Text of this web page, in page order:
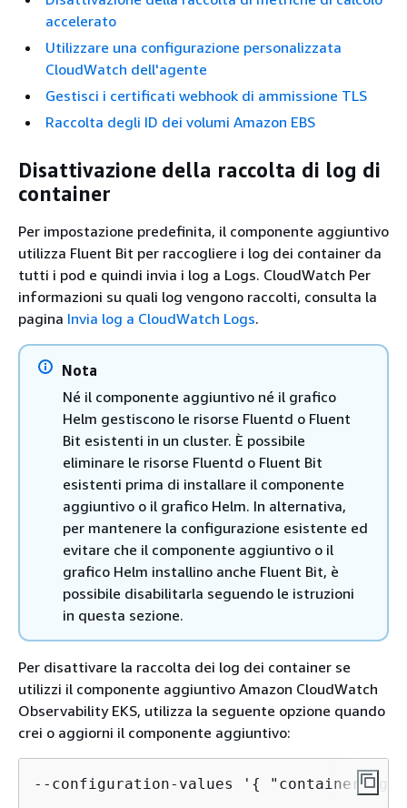
accelerato
Utilizzare una configurazione personalizzata
CloudWatch dell'agente
Gestisci i certificati webhook di ammissione TLS
Raccolta degli ID dei volumi Amazon EBS
Disattivazione della raccolta di log di
container
Per impostazione predefinita, il componente aggiuntivo
utilizza Fluent Bit per raccogliere i log dei container da
tutti i pod e quindi invia i log a Logs. CloudWatch Per
informazioni su quali log vengono raccolti, consulta la
pagina Invia log a CloudWatch Logs.
Nota
Né il componente aggiuntivo né il grafico
Helm gestiscono le risorse Fluentd o Fluent
Bit esistenti in un cluster. È possibile
eliminare le risorse Fluentd o Fluent Bit
esistenti prima di installare il componente
aggiuntivo o il grafico Helm. In alternativa,
per mantenere la configurazione esistente ed
evitare che il componente aggiuntivo o il
grafico Helm installino anche Fluent Bit, è
possibile disabilitarla seguendo le istruzioni
in questa sezione.
Per disattivare la raccolta dei log dei container se
utilizzi il componente aggiuntivo Amazon CloudWatch
Observability EKS, utilizza la seguente opzione quando
crei o aggiorni il componente aggiuntivo:
--configuration-values ' {